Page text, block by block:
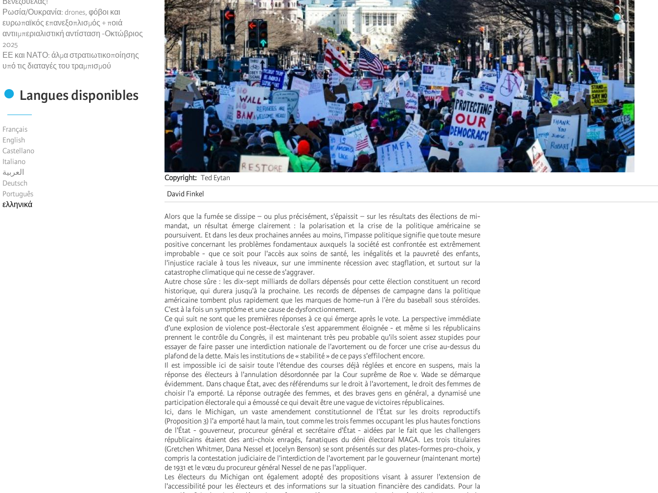
Ρωσία/Ουκρανία: drones, φόβοι και
ευρωπαϊκός επανεξοπλισμός + ποιά
αντιιμπεριαλιστική αντίσταση -Οκτώβριος
2025
ΕΕ και ΝΑΤΟ: άλμα στρατιωτικοποίησης
υπό τις διαταγές του τραμπισμού
Langues disponibles
Français
English
Castellano
Italiano
العربية
Deutsch
Português
ελληνικά
Copyright
Ted Eytan
David Finkel
Alors que la fumée se dissipe – ou plus précisément, s'épaissit – sur les résultats des élections de mi-
mandat, un résultat émerge clairement : la polarisation et la crise de la politique américaine se
poursuivent. Et dans les deux prochaines années au moins, l'impasse politique signifie que toute mesure
positive concernant les problèmes fondamentaux auxquels la société est confrontée est extrêmement
improbable - que ce soit pour l'accès aux soins de santé, les inégalités et la pauvreté des enfants,
l'injustice raciale à tous les niveaux, sur une imminente récession avec stagflation, et surtout sur la
catastrophe climatique qui ne cesse de s'aggraver.
Autre chose sûre : les dix-sept milliards de dollars dépensés pour cette élection constituent un record
historique, qui durera jusqu'à la prochaine. Les records de dépenses de campagne dans la politique
américaine tombent plus rapidement que les marques de home-run à l'ère du baseball sous stéroïdes.
C'est à la fois un symptôme et une cause de dysfonctionnement.
Ce qui suit ne sont que les premières réponses à ce qui émerge après le vote. La perspective immédiate
d'une explosion de violence post-électorale s'est apparemment éloignée - et même si les républicains
prennent le contrôle du Congrès, il est maintenant très peu probable qu'ils soient assez stupides pour
essayer de faire passer une interdiction nationale de l'avortement ou de forcer une crise au-dessus du
plafond de la dette. Mais les institutions de « stabilité » de ce pays s'effilochent encore.
Il est impossible ici de saisir toute l'étendue des courses déjà réglées et encore en suspens, mais la
réponse des électeurs à l'annulation désordonnée par la Cour suprême de Roe v. Wade se démarque
évidemment. Dans chaque État, avec des référendums sur le droit à l'avortement, le droit des femmes de
choisir l'a emporté. La réponse outragée des femmes, et des braves gens en général, a dynamisé une
participation électorale qui a émoussé ce qui devait être une vague de victoires républicaines.
Ici, dans le Michigan, un vaste amendement constitutionnel de l'État sur les droits reproductifs
(Proposition 3) l'a emporté haut la main, tout comme les trois femmes occupant les plus hautes fonctions
de l'État - gouverneur, procureur général et secrétaire d'État - aidées par le fait que les challengers
républicains étaient des anti-choix enragés, fanatiques du déni électoral MAGA. Les trois titulaires
(Gretchen Whitmer, Dana Nessel et Jocelyn Benson) se sont présentés sur des plates-formes pro-choix, y
compris la contestation judiciaire de l'interdiction de l'avortement par le gouverneur (maintenant morte)
de 1931 et le vœu du procureur général Nessel de ne pas l'appliquer.
Les électeurs du Michigan ont également adopté des propositions visant à assurer l'extension de
l'accessibilité pour les électeurs et des informations sur la situation financière des candidats. Pour la